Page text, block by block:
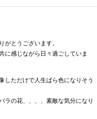
とうございます。
に感じながら日々過ごしていま
ただけで人生ばら色になりそう
ラの花、、、、素敵な気分になり